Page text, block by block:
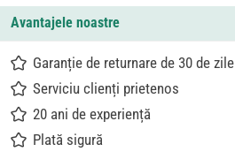
Avantajele noastre
Garanție de returnare de 30 de zile
Serviciu clienți prietenos
20 ani de experiență
Plată sigură